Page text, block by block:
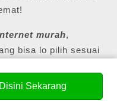
murah,
bisa lo pilih sesuai
Sekarang